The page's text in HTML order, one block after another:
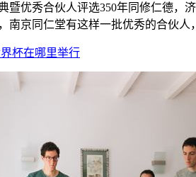
暨优秀合伙人评选350年同修仁德，
南京同仁堂有这样一批优秀的合伙人
杯在哪里举行